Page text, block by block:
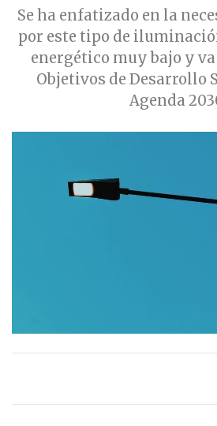
Se ha enfatizado en la
por este tipo de
energético muy bajo y
Objetivos de Desarrollo
Agenda